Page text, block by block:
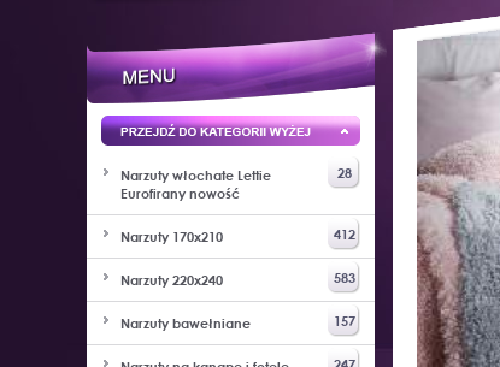
Narzuty włochate Lettie
Eurofirany nowość
28
Narzuty 170x210 412
Narzuty 220x240 583
Narzuty bawełniane 157